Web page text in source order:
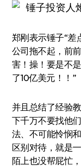
郑刚表示锤子“差
公司拖不起，前
害！操！要是不
了10亿美元！！”
并且总结了经验
下千万不要找他
法、不可能怜悯
区别对待，就是
陌上也没帮屁忙